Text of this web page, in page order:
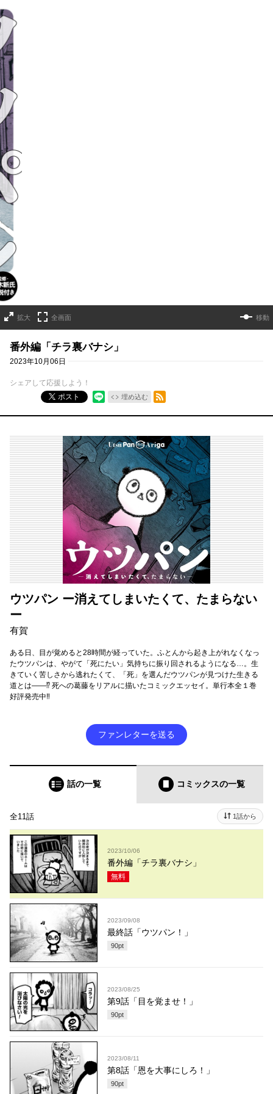
拡大 全画面 移動
番外編「チラ裏バナシ」
2023年10月06日
シェアして応援しよう！
ポスト
埋め込む
RSSフィード
ウツパン ー消えてしまいたくて、たまらない
ー
有賀
ある日、目が覚めると28時間が経っていた。ふとんから起き上がれなくなっ
たウツパンは、やがて「死にたい」気持ちに振り回されるようになる…。生
きていく苦しさから逃れたくて、「死」を選んだウツパンが見つけた生きる
道とは――⁉ 死への葛藤をリアルに描いたコミックエッセイ。単行本全１巻
好評発売中‼︎
ファンレターを送る
話の一覧 コミックスの一覧
全11話 1話から
2023/10/06
番外編「チラ裏バナシ」
無料
2023/09/08
最終話「ウツパン！」
90pt
2023/08/25
第9話「目を覚ませ！」
90pt
2023/08/11
第8話「恩を大事にしろ！」
90pt